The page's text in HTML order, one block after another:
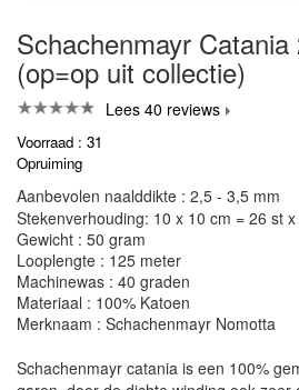
Schachenmayr
(op=op uit collectie)
Lees 40 reviews
Voorraad : 31
Opruiming
Aanbevolen naalddikte : 2,5 - 3,5 mm
Stekenverhouding: 10 x 10 cm = 26 st
Gewicht : 50 gram
Looplengte : 125 meter
Machinewas : 40 graden
Materiaal : 100% Katoen
Merknaam : Schachenmayr Nomotta
Schachenmayr catania is een 100%